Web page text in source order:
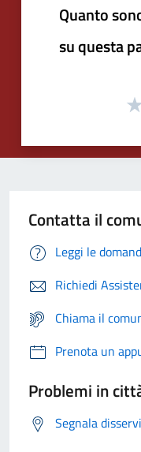
Quanto
su questa
Contatta il
Leggi le
Richiedi
Chiama il
Prenota un
Problemi in
Segnala